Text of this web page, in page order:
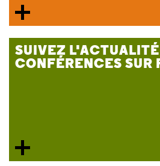
SUIVEZ
CONFÉRENCES SUR